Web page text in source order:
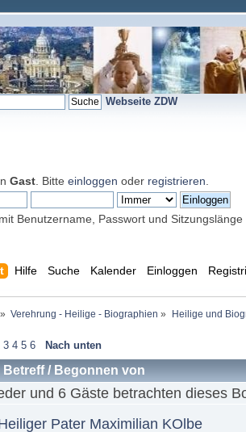
Webseite ZDW
Gast . Bitte einloggen oder registrieren
Benutzername, Passwort und Sitzungslänge
Hilfe Suche Kalender Einloggen
Verehrung - Heilige - Biographien » Heilige und
3 4 5 6 Nach unten
Betreff/ Begonnen von
und 6 Gäste betrachten dieses
Pater Maximilian KOlbe